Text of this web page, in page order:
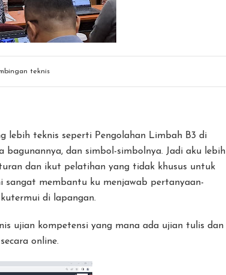
teknis
lebih teknis seperti Pengolahan Limbah B3 di
dan simbol-simbolnya. Jadi aku lebih
dan ikut pelatihan yang tidak khusus untuk
membantu ku menjawab pertanyaan-
di lapangan.
ujian kompetensi yang mana ada ujian tulis dan
online.